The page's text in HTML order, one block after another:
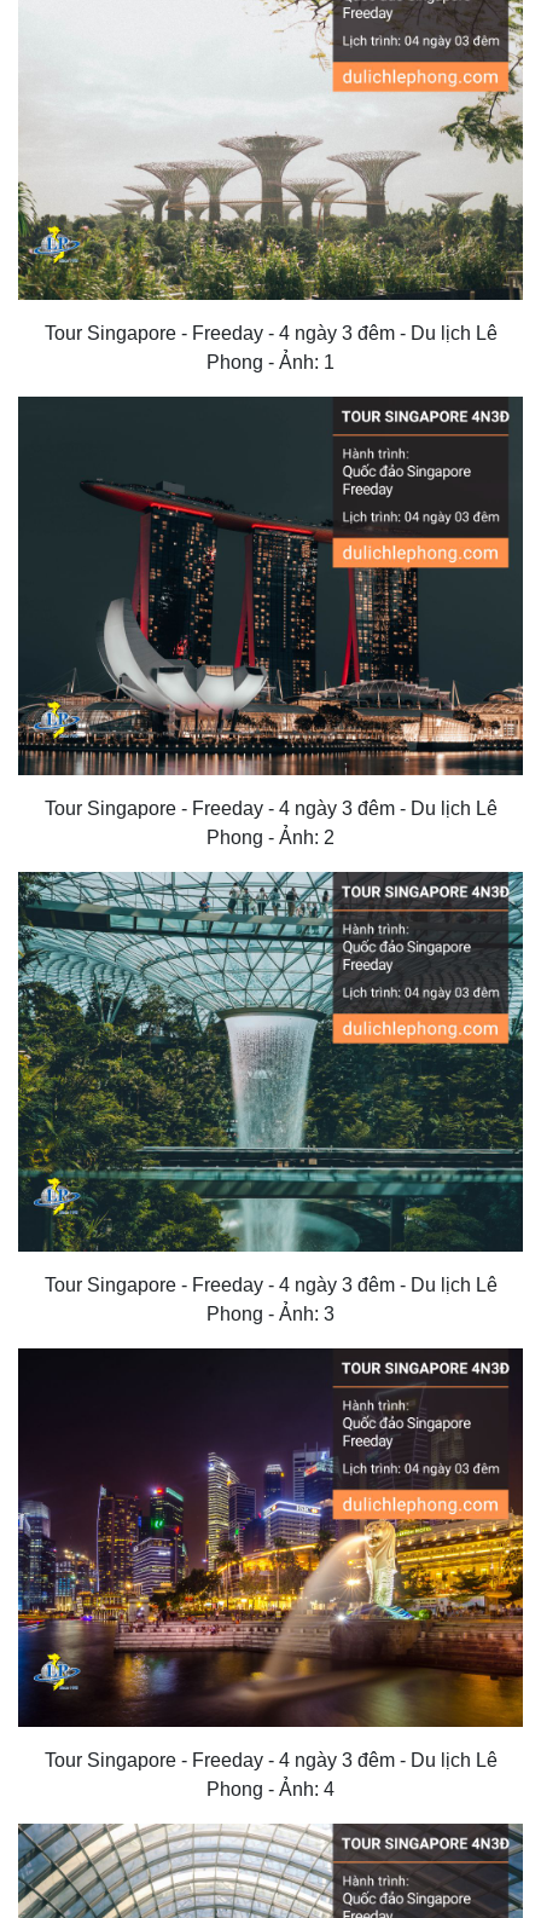
Tour Singapore - Freeday - 4 ngày 3 đêm - Du lịch Lê
Phong - Ảnh: 1
Tour Singapore - Freeday - 4 ngày 3 đêm - Du lịch Lê
Phong - Ảnh: 2
Tour Singapore - Freeday - 4 ngày 3 đêm - Du lịch Lê
Phong - Ảnh: 3
Tour Singapore - Freeday - 4 ngày 3 đêm - Du lịch Lê
Phong - Ảnh: 4